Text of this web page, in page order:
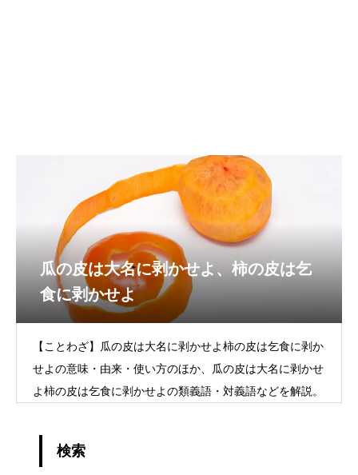
瓜の皮は大名に剥かせよ、柿の皮は乞
食に剥かせよ
【ことわざ】瓜の皮は大名に剥かせよ柿の皮は乞食に剥か
せよの意味・由来・使い方のほか、瓜の皮は大名に剥かせ
よ柿の皮は乞食に剥かせよの類義語・対義語などを解説。
検索